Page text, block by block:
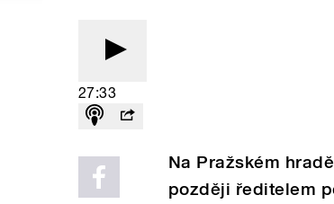
27:33
Na Pražském
později ředitelem